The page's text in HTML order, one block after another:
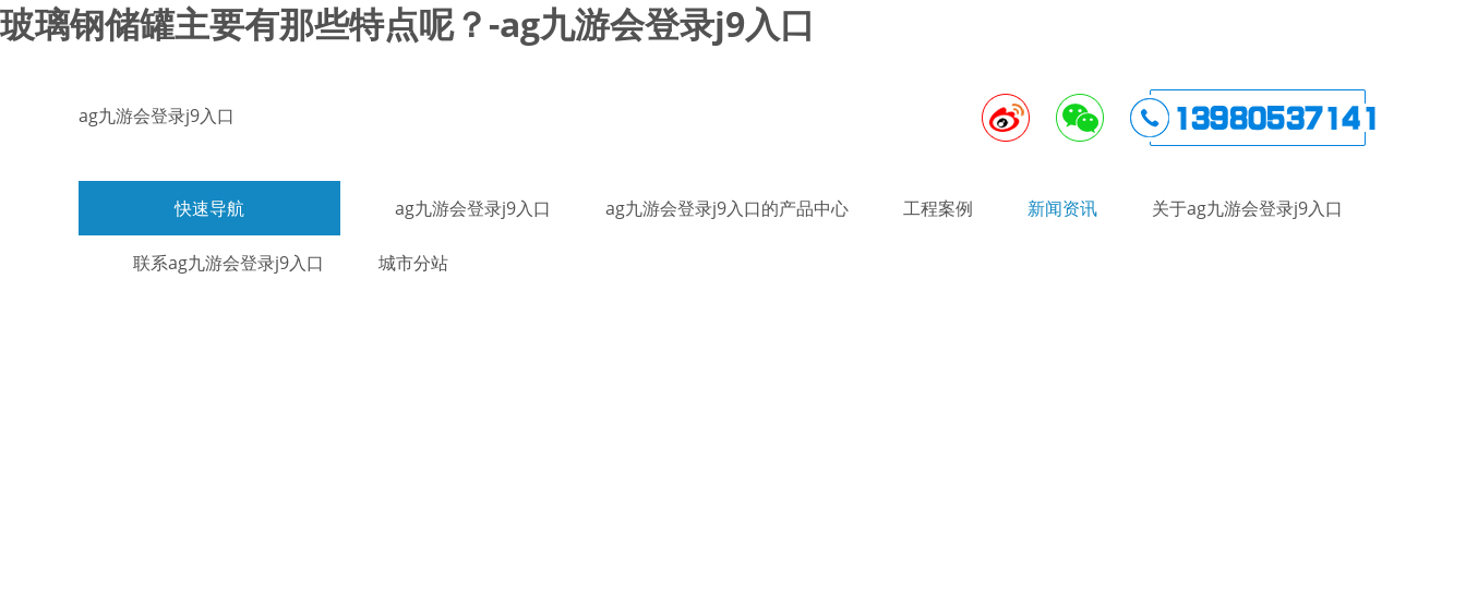
玻璃钢储罐主要有那些特点呢？-ag九游会登录j9入口
ag九游会登录j9入口
快速导航 ag九游会登录j9入口 ag九游会登录j9入口的产品中心 工程案例 新闻资讯 关于ag九游会登录j9入口
联系ag九游会登录j9入口 城市分站